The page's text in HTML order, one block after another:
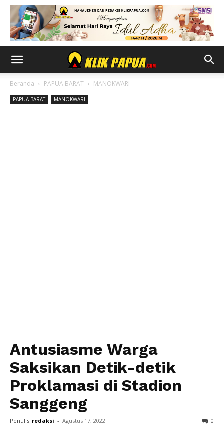
Beranda PAPUA BARAT MANOKWARI
PAPUA BARAT MANOKWARI
Antusiasme Warga
Saksikan Detik-detik
Proklamasi di Stadion
Sanggeng
Penulis redaksi - Agustus 17, 2022 0